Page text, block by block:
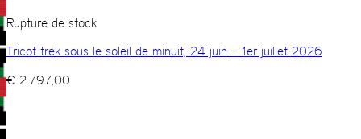
Rupture de stock
Tricot-trek sous le soleil de minuit, 24 juin – 1er juillet 2026
€ 2.797,00